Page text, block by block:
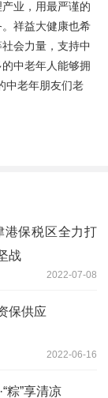
业，用最严谨的
祥益大健康也希
会力量，支持中
中老年人能够拥
中老年朋友们老
港保税区全力打
战
2022-07-08
保供应
2022-06-16
粽”享清凉